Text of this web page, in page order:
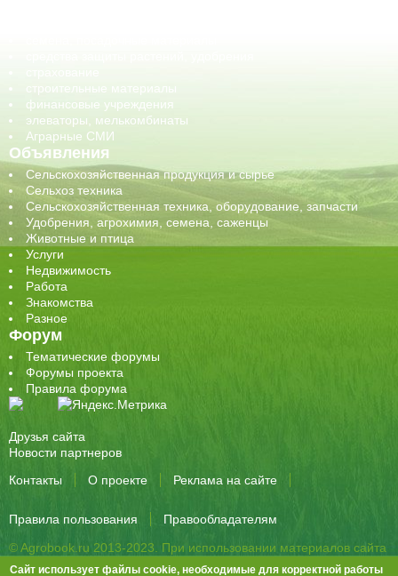
строительные материалы
финансовые учреждения
элеваторы, мелькомбинаты
Аграрные СМИ
Объявления
Сельскохозяйственная продукция и сырье
Сельхоз техника
Сельскохозяйственная техника, оборудование, запчасти
Удобрения, агрохимия, семена, саженцы
Животные и птица
Услуги
Недвижимость
Работа
Знакомства
Разное
Форум
Тематические форумы
Форумы проекта
Правила форума
Друзья сайта
Новости партнеров
Контакты
О проекте Реклама на сайте
Правила пользования
Правообладателям
© Agrobook.ru 2013-2023. При использовании материалов сайта
активная ссылка на публикацию обязательна.
Сайт использует файлы cookie, необходимые для корректной работы